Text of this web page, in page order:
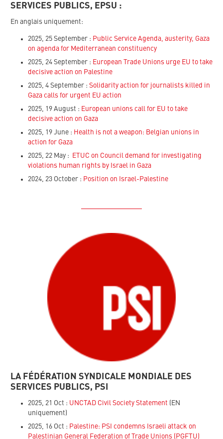
SERVICES PUBLICS, EPSU :
En anglais uniquement:
2025, 25 September : Public Service Agenda, austerity, Gaza
on agenda for Mediterranean constituency
2025, 24 September : European Trade Unions urge EU to take
decisive action on Palestine
2025, 4 September : Solidarity action for journalists killed in
Gaza calls for urgent EU action
2025, 19 August : European unions call for EU to take
decisive action on Gaza
2025, 19 June : Health is not a weapon: Belgian unions in
action for Gaza
2025, 22 May :
ETUC on Council demand for investigating
violations human rights by Israel in Gaza
2024, 23 October : Position on Israel-Palestine
LA FÉDÉRATION SYNDICALE MONDIALE DES
SERVICES PUBLICS, PSI
2025, 21 Oct : UNCTAD Civil Society Statement (EN
uniquement)
2025, 16 Oct : Palestine: PSI condemns Israeli attack on
Palestinian General Federation of Trade Unions (PGFTU)